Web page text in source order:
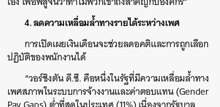
4. ลดความเหลื่อมล้ำทางรายได้ระหว่างเพศ
การเปิดเผยเงินเดือนจะช่วยลดอคติและการถูกเลือก
ปฏิบัติของพนักงานได้
“วอร์ชิงตัน ดี.ซี. คือหนึ่งในรัฐที่มีความเหลื่อมล้ำทาง
เพศสภาพในระบบการจ้างงานและค่าตอบแทน (Gender